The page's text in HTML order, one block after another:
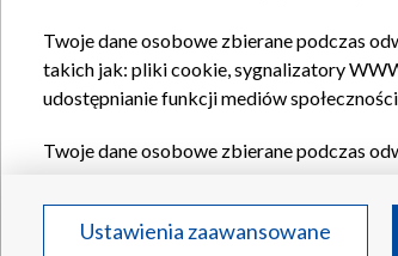
Twoje dane osobowe zbierane podczas
takich jak: pliki cookie, sygnalizatory
udostępnianie funkcji mediów
Twoje dane osobowe zbierane podczas
Partnerów TVPdla realizacji
reklam, tworzenia profilu
Ustawienia zaawansowane